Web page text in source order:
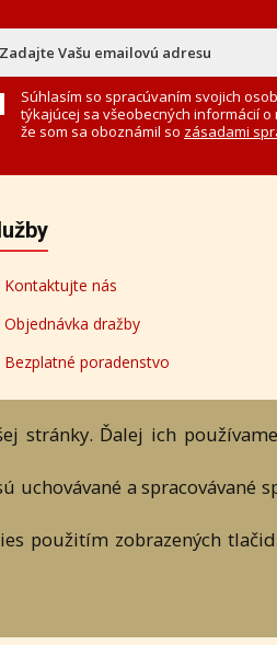
Súhlasím so spracúvaním svojich
týkajúcej sa všeobecných informácií
že som sa oboznámil so zásadami
Kontaktujte nás
Objednávka dražby
Bezplatné poradenstvo
Termíny aukcií Online
výslovným súhlasom jej vlastníka.
stránky. Ďalej ich
a spracovávané
použitím zobrazených